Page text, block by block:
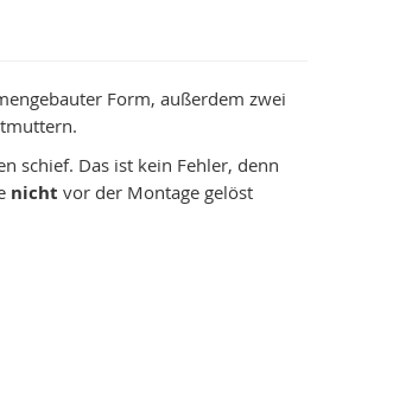
Form, außerdem zwei
schief. Das ist kein Fehler, denn
nicht vor der Montage gelöst